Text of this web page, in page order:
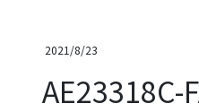
2021/8/23
AE23318C-